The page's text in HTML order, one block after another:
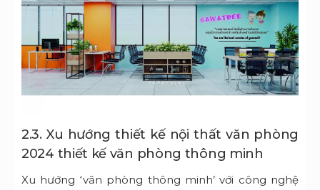
2.3. Xu hướng thiết kế nội thất văn phòng
2024 thiết kế văn phòng thông minh
Xu hướng ‘văn phòng thông minh’ với công nghệ